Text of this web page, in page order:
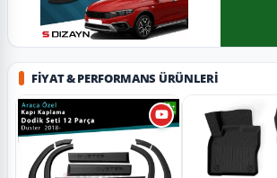
FIYAT & PERFORMANS ÜRÜNLERI